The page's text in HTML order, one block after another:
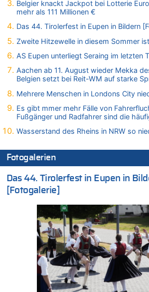
Belgien setzt bei Reit-WM auf starke
09.08.2026 - 07:00 von Zuhörer zu
Leipzig, Mechernich und die Frage: Wer
Drohnen mit Strengstoff? War es
09.08.2026 - 01:10 von Peter S. zu
Leipzig, Mechernich und die Frage: Wer
09.08.2026 - 01:07 von Peter S. zu
Drohnen mit Strengstoff? War es
09.08.2026 - 01:05 von Peter S. zu
Leipzig, Mechernich und die Frage: Wer
Drohnen mit Strengstoff? War es
08.08.2026 - 23:27 von Bingo zu
Zweite Hitzewelle in diesem Sommer ist
08.08.2026 - 22:47 von Heinz F. zu
Wasserstand des Rheins in NRW so
08.08.2026 - 22:39 von Hugo Egon
Politischer Eklat bei der Gedenkfeier in
„Schwerwiegende und beschämende
08.08.2026 - 22:23 von Marcel Scholzen
Politischer Eklat bei der Gedenkfeier in
„Schwerwiegende und beschämende
Belgier knackt Jackpot bei Lotterie
mehr als 111 Millionen €
Das 44. Tirolerfest in Eupen in Bildern
Zweite Hitzewelle in diesem Sommer
AS Eupen unterliegt Seraing im letzten
Aachen ab 11. August wieder Mekka
Belgien setzt bei Reit-WM auf starke
Mehrere Menschen in Londons City
Es gibt mmer mehr Fälle von
Fußgänger und Radfahrer sind die
Wasserstand des Rheins in NRW so
Fotogalerien
Das 44. Tirolerfest in Eupen in
[Fotogalerie]